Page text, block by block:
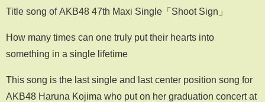
Title song of AKB48 47th Maxi Single「Shoot Sign」
How many times can one truly put their hearts into
something in a single lifetime
This song is the last single and last center position song for
AKB48 Haruna Kojima who put on her graduation concert at